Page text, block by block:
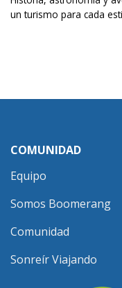
un turismo para cada
COMUNIDAD
Equipo
Somos Boomerang
Comunidad
Sonreír Viajando